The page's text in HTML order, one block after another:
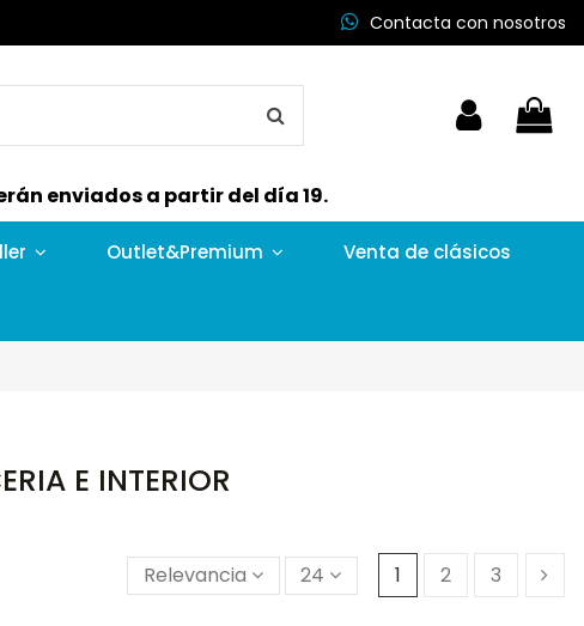
Contacta con nosotros
enviados a partir del día 19.
Outlet&Premium Venta de clásicos
E INTERIOR
Relevancia 24 1 2 3